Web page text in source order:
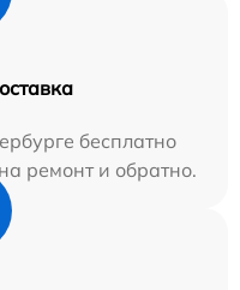
бесплатно
ремонт и обратно.